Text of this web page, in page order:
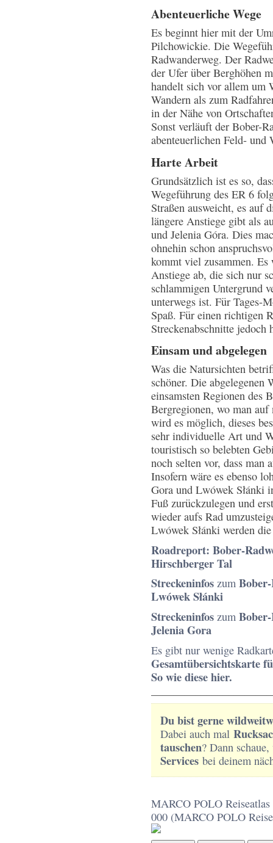
Abenteuerliche Wege
Es beginnt hier mit der
Pilchowickie. Die
Radwanderweg. Der
der Ufer über Berghöhen
handelt sich vor allem um
Wandern als zum
in der Nähe von
Sonst verläuft der Bober-
abenteuerlichen Feld- und
Harte Arbeit
Grundsätzlich ist es so,
Wegeführung des ER 6
Straßen ausweicht, es auf
längere Anstiege gibt als
und Jelenia Góra. Dies
ohnehin schon
kommt viel zusammen. Es
Anstiege ab, die sich nur
schlammigen Untergrund
unterwegs ist. Für Tages-
Spaß. Für einen richtigen
Streckenabschnitte jedoch
Einsam und abgelegen
Was die Natursichten
schöner. Die abgelegenen
einsamsten Regionen des
Bergregionen, wo man
wird es möglich, dieses
sehr individuelle Art und
touristisch so belebten
noch selten vor, dass
Insofern wäre es ebenso
Gora und Lwówek Słánki
Fuß zurückzulegen und
wieder aufs Rad
Lwówek Słánki werden
Roadreport: Bober-
Hirschberger Tal
Streckeninfoszum
Lwówek Słánki
Streckeninfoszum
Jelenia Gora
Es gibt nur wenige
Gesamtübersichtskarte
So wie diese hier.
Du bist gerne
Dabei auch mal
tauschen? Dann
Servicesbei deinem
MARCO POLO
000 (MARCO POLO